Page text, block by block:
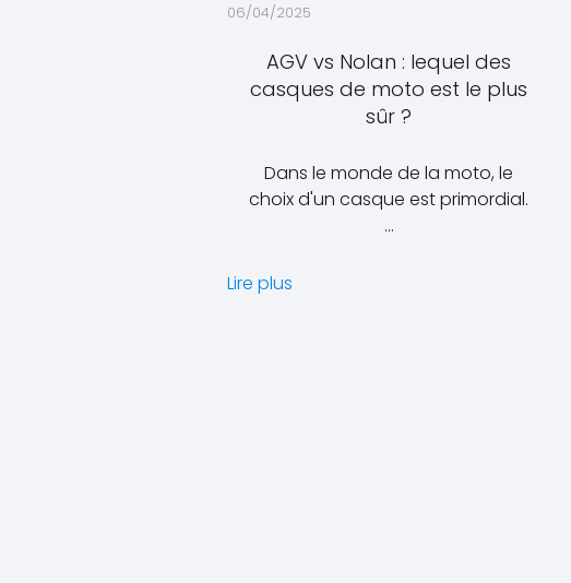
06/04/2025
AGV vs Nolan : lequel des
casques de moto est le plus
sûr ?
Dans le monde de la moto, le
choix d'un casque est primordial.
…
Lire plus